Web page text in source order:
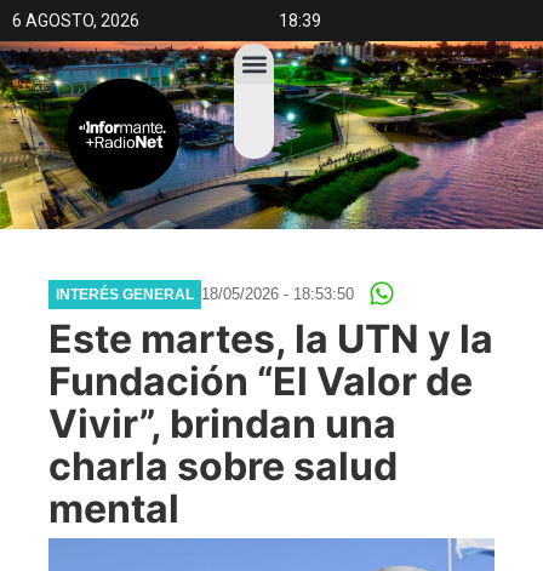
6 AGOSTO, 2026 18:39
INTERÉS GENERAL 18/05/2026 - 18:53:50
Este martes, la UTN y la
Fundación “El Valor de
Vivir”, brindan una
charla sobre salud
mental